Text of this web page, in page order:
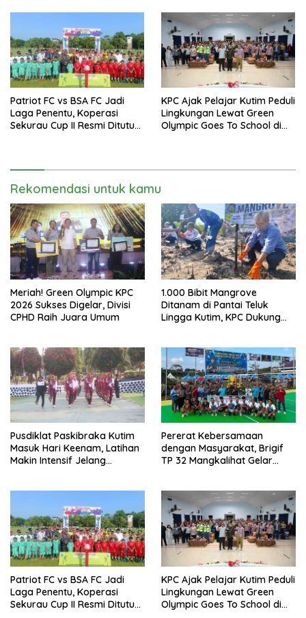
Patriot FC vs BSA FC Jadi
Laga Penentu, Koperasi
Sekurau Cup II Resmi Ditutup
KPC Ajak Pelajar Kutim Peduli
Lingkungan Lewat Green
Olympic Goes To School di
Rekomendasi untuk kamu
Meriah! Green Olympic KPC
2026 Sukses Digelar, Divisi
CPHD Raih Juara Umum
1.000 Bibit Mangrove
Ditanam di Pantai Teluk
Lingga Kutim, KPC Dukung
Pusdiklat Paskibraka Kutim
Masuk Hari Keenam, Latihan
Makin Intensif Jelang
Pererat Kebersamaan
dengan Masyarakat, Brigif
TP 32 Mangkalihat Gelar
Patriot FC vs BSA FC Jadi
Laga Penentu, Koperasi
Sekurau Cup II Resmi Ditutup
KPC Ajak Pelajar Kutim Peduli
Lingkungan Lewat Green
Olympic Goes To School di